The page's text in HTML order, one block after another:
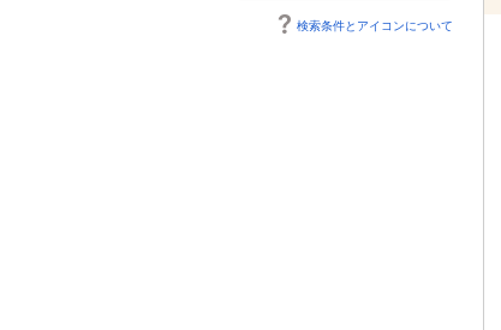
検索条件とアイコンについて